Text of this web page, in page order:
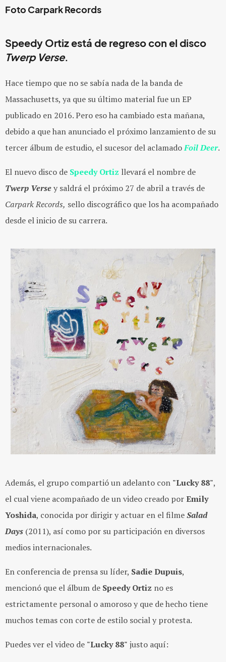
Foto Carpark Records
Speedy Ortiz está de regreso con el disco
Twerp Verse.
Hace tiempo que no se sabía nada de la banda de
Massachusetts, ya que su último material fue un EP
publicado en 2016. Pero eso ha cambiado esta mañana,
debido a que han anunciado el próximo lanzamiento de su
tercer álbum de estudio, el sucesor del aclamadoFoilDeer.
El nuevo disco de Speedy Ortiz llevará el nombre de
Twerp Versey saldrá el próximo 27 de abril a través de
Carpark Records, sello discográfico que los ha acompañado
desde el inicio de su carrera.
Además, el grupo compartió un adelanto con "Lucky 88",
el cual viene acompañado de un video creado porEmily
Yoshida, conocida por dirigir y actuar en el filmeSalad
Days (2011), así como por su participación en diversos
medios internacionales.
En conferencia de prensa su líder, Sadie Dupuis,
mencionó que el álbum de Speedy Ortiz no es
estrictamente personal o amoroso y que de hecho tiene
muchos temas con corte de estilo social y protesta.
Puedes ver el video de "Lucky 88" justo aquí: